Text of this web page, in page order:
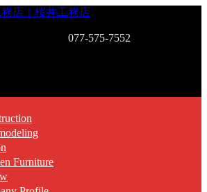
077-575-7552
Furniture